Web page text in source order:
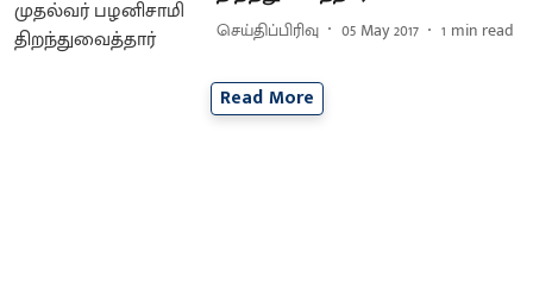
செய்திப்பிரிவு 05 May 2017 1 min read
Read More